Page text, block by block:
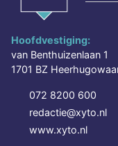
Hoofdvestiging:
van Benthuizenlaan 1
1701 BZ
072 8200 600
redactie@xyto.nl
www.xyto.nl